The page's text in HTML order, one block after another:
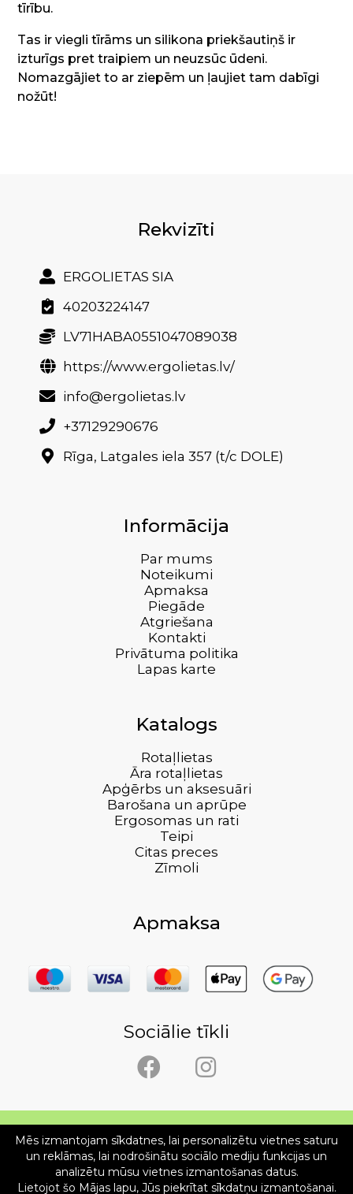
tīrību.
Tas ir viegli tīrāms un silikona priekšautiņš ir
izturīgs pret traipiem un neuzsūc ūdeni.
Nomazgājiet to ar ziepēm un ļaujiet tam dabīgi
nožūt!
Rekvizīti
ERGOLIETAS SIA
40203224147
LV71HABA0551047089038
https://www.ergolietas.lv/
info@ergolietas.lv
+37129290676
Rīga, Latgales iela 357 (t/c DOLE)
Informācija
Par mums
Noteikumi
Apmaksa
Piegāde
Atgriešana
Kontakti
Privātuma politika
Lapas karte
Katalogs
Rotaļlietas
Āra rotaļlietas
Apģērbs un aksesuāri
Barošana un aprūpe
Ergosomas un rati
Teipi
Citas preces
Zīmoli
Apmaksa
Sociālie tīkli
Copyright © SIA Ergolietas 2026
Mājas lapas izstrāde WEBstyle.lv
Mēs izmantojam sīkdatnes, lai personalizētu vietnes saturu
un reklāmas, lai nodrošinātu sociālo mediju funkcijas un
analizētu mūsu vietnes izmantošanas datus.
Lietojot šo Mājas lapu, Jūs piekrītat sīkdatņu izmantošanai.